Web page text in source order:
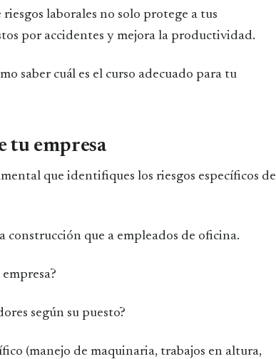
laborales no solo protege a tus
por accidentes y mejora la productividad.
saber cuál es el curso adecuado para tu
tu empresa
que identifiques los riesgos específicos de
construcción que a empleados de oficina.
según su puesto?
(manejo de maquinaria, trabajos en altura,